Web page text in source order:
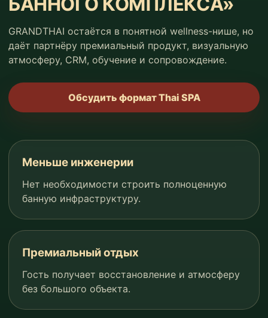
GRANDTHAI остаётся в понятной wellness-нише, но
даёт партнёру премиальный продукт, визуальную
атмосферу, CRM, обучение и сопровождение.
Обсудить формат Thai SPA
Меньше инженерии
Нет необходимости строить полноценную
банную инфраструктуру.
Премиальный отдых
Гость получает восстановление и атмосферу
без большого объекта.